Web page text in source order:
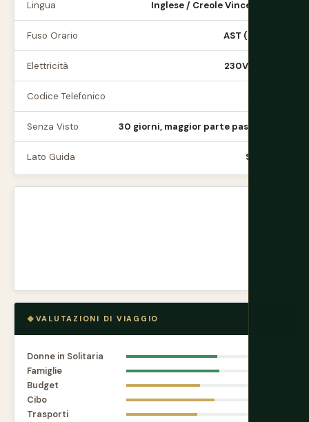
Lingua Inglese / Creole Vincentiano
Fuso Orario AST (UTC-4)
Elettricità 230V, Tipo G
Codice Telefonico
Senza Visto 30 giorni, maggior parte passaporti
Lato Guida Sinistro
VALUTAZIONI DI VIAGGIO
Donne in Solitaria
Famiglie
Budget
Cibo
Trasporti